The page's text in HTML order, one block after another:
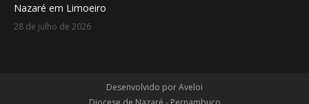
Nazaré em Limoeiro
28 de julho de 2026
Desenvolvido porAveloi